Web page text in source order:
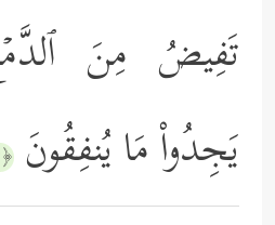
تَفِیضُ مِنَ
یَجِدُواْ مَا یُنفِقُونَ ﴿٩٢﴾